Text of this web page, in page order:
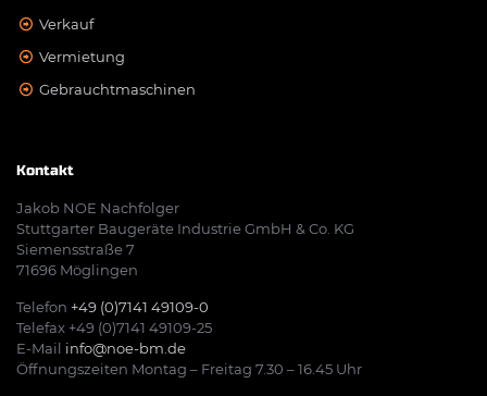
Verkauf
Vermietung
Gebrauchtmaschinen
Kontakt
Jakob NOE Nachfolger
Stuttgarter Baugeräte Industrie GmbH & Co. KG
Siemensstraße 7
71696 Möglingen
Telefon +49 (0)7141 49109-0
Telefax +49 (0)7141 49109-25
E-Mail info@noe-bm.de
Öffnungszeiten Montag – Freitag 7.30 – 16.45 Uhr